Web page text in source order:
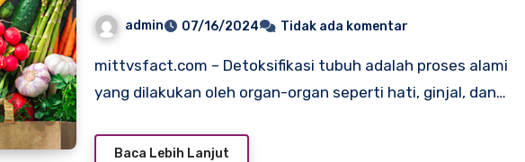
admin 07/16/2024 Tidak ada komentar
mittvsfact.com – Detoksifikasi tubuh adalah proses alami
yang dilakukan oleh organ-organ seperti hati, ginjal, dan…
Baca Lebih Lanjut